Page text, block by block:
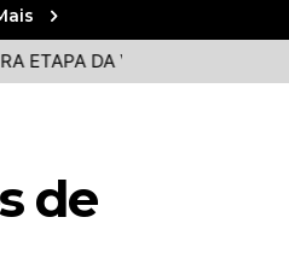
DA VOLTA A PORTUGAL
de